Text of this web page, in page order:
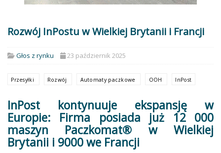
Rozwój InPostu w Wielkiej Brytanii i Francji
Głos z rynku 23 październik 2025
Przesyłki Rozwój Automaty paczkowe OOH InPost
InPost kontynuuje ekspansję w
Europie: Firma posiada już 12 000
maszyn Paczkomat® w Wielkiej
Brytanii i 9000 we Francji